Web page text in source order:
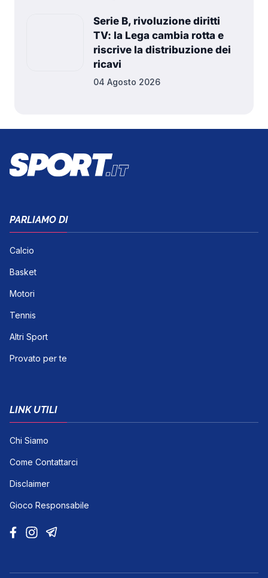
Serie B, rivoluzione diritti
TV: la Lega cambia rotta e
riscrive la distribuzione dei
ricavi
04 Agosto 2026
PARLIAMO DI
Calcio
Basket
Motori
Tennis
Altri Sport
Provato per te
LINK UTILI
Chi Siamo
Come Contattarci
Disclaimer
Gioco Responsabile